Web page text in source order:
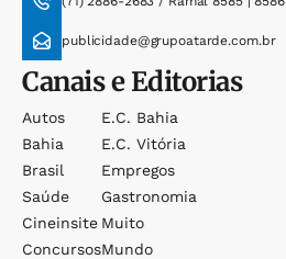
publicidade@grupoatarde.com.br
Canais e Editorias
Autos
Bahia
Brasil
Saúde
Cineinsite
Concursos
E.c. Bahia
E.c. Vitória
Empregos
Gastronomia
Muito
Mundo